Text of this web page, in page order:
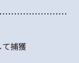
捕獲